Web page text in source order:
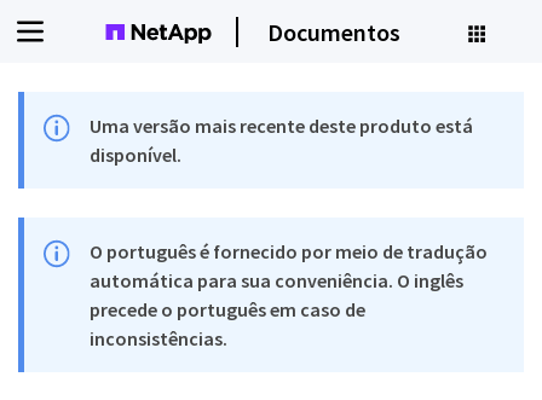
Documentos
Uma versão mais recente deste produto está
disponível.
O português é fornecido por meio de tradução
automática para sua conveniência. O inglês
precede o português em caso de
inconsistências.